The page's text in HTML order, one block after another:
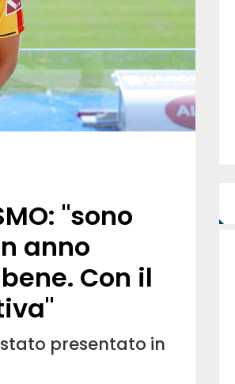
"sono
anno
Con il
presentato in